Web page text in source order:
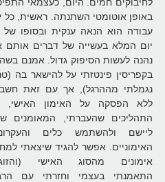
באופן אוטומטי השתנתה. ראשית, כל
עבודה הוא הנאה ענקית ובסופו של
יום המלא בעשייה של דברים אותם
נהנה לעשות הסיפוק גדול. אמנם
בקפריסין פינטזתי על להישאר בה
נגמלתי מההרגל), אך עם זאת
ללא הפסקה על האימון האישי,
התהליכים שהעברתי, המאומנים
ליישם ולהשתמש כלים
האימוניים. אפשר להגיד שיצאתי
אימונים מהסוג האישי
התאמנתי בעצמי וחזרתי עם